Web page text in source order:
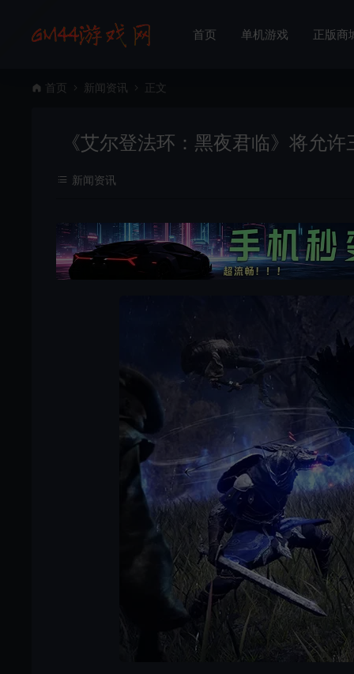
首页 单机游戏 正版商
首页 新闻资讯 正文
《艾尔登法环：黑夜君临》将允
新闻资讯